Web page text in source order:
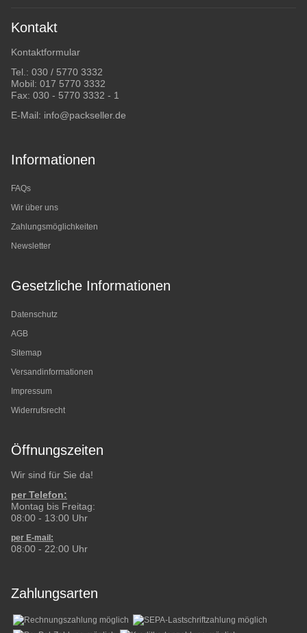
Kontakt
Kontaktformular
Tel.: 030 / 5770 3332
Mobil: 017 5770 3332
Fax: 030 - 5770 3332 - 1
E-Mail: info@packseller.de
Informationen
FAQs
Wir über uns
Zahlungsmöglichkeiten
Newsletter
Gesetzliche Informationen
Datenschutz
AGB
Sitemap
Versandinformationen
Impressum
Widerrufsrecht
Öffnungszeiten
Wir sind für Sie da!
per Telefon:
Montag bis Freitag:
08:00 - 13:00 Uhr
per E-mail:
08:00 - 22:00 Uhr
Zahlungsarten